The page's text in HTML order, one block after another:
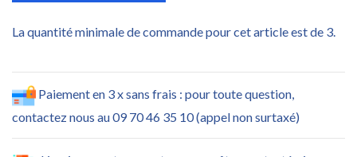
La quantité minimale de commande pour cet article est de 3.
Paiement en 3 x sans frais : pour toute question,
contactez nous au 09 70 46 35 10 (appel non surtaxé)